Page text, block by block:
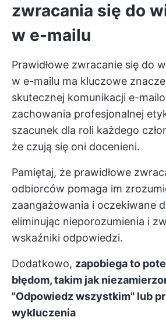
zwracania się do
w e-mailu
Prawidłowe zwracanie się do
w e-mailu ma kluczowe
skutecznej komunikacji e-
zachowania profesjonalnej
szacunek dla roli każdego
że czują się oni docenieni.
Pamiętaj, że prawidłowe
odbiorców pomaga im
zaangażowania i oczekiwane
eliminując nieporozumienia i
wskaźniki odpowiedzi.
Dodatkowo, zapobiega to
błędom, takim jak
"Odpowiedz wszystkim" lub
wykluczenia